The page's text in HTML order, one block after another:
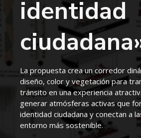
identidad
La propuesta crea un corredor
diseño, color y vegetación para
tránsito en una experiencia
generar atmósferas activas que
identidad ciudadana y conectan a
entorno más sostenible.